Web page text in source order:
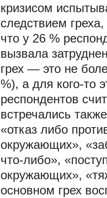
кризисом
следствием
что у 26 %
вызвала
грех — это не
%), а для кого-то
респондентов
встречались
«отказ либо
окружающих»,
что-либо»,
окружающих»,
основном грех